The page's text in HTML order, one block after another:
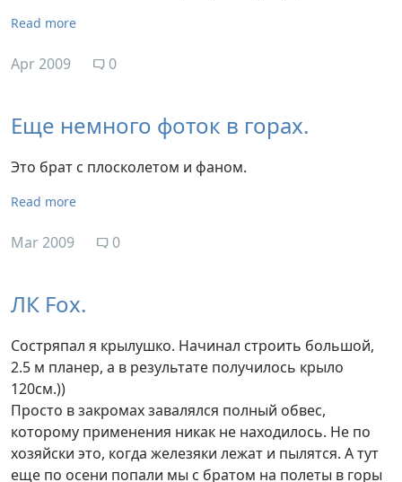
Read more
Apr 2009 0
Еще немного фоток в горах.
Это брат с плосколетом и фаном.
Read more
Mar 2009 0
ЛК Fox.
Состряпал я крылушко. Начинал строить большой,
2.5 м планер, а в результате получилось крыло
120см.))
Просто в закромах завалялся полный обвес,
которому применения никак не находилось. Не по
хозяйски это, когда железяки лежат и пылятся. А тут
еще по осени попали мы с братом на полеты в горы